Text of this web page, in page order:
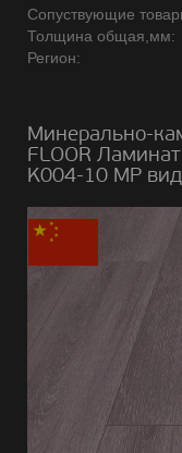
Сопуствующие
Толщина общая,мм:
Регион:
Минерально-
FLOOR
K004-10 MP